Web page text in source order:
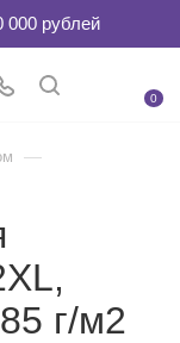
0
—
г/м2